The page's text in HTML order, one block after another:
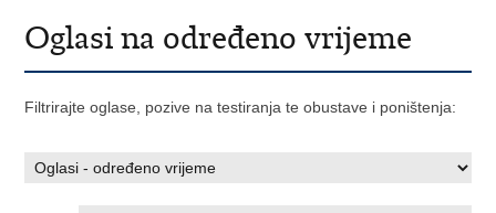
Oglasi na određeno vrijeme
Filtrirajte oglase, pozive na testiranja te obustave i poništenja: